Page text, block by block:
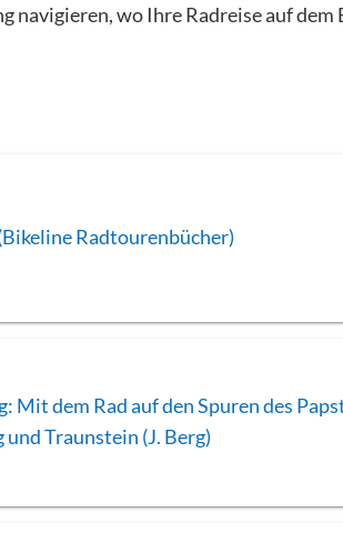
navigieren, wo Ihre Radreise auf dem
Radtourenbücher)
Mit dem Rad auf den Spuren des
Traunstein (J. Berg)